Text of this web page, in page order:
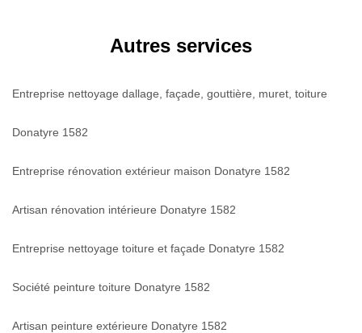
Autres services
Entreprise nettoyage dallage, façade, gouttière, muret, toiture
Donatyre 1582
Entreprise rénovation extérieur maison Donatyre 1582
Artisan rénovation intérieure Donatyre 1582
Entreprise nettoyage toiture et façade Donatyre 1582
Société peinture toiture Donatyre 1582
Artisan peinture extérieure Donatyre 1582